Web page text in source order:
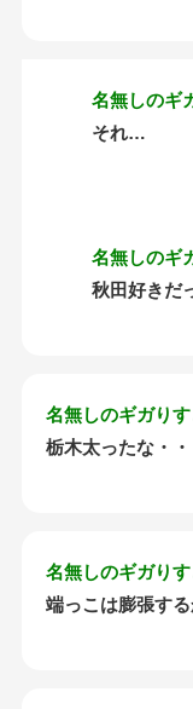
名無しのギ
それ…
名無しのギ
秋田好きだ
名無しのギガりす
栃木太ったな・・
名無しのギガりす
端っこは膨張す